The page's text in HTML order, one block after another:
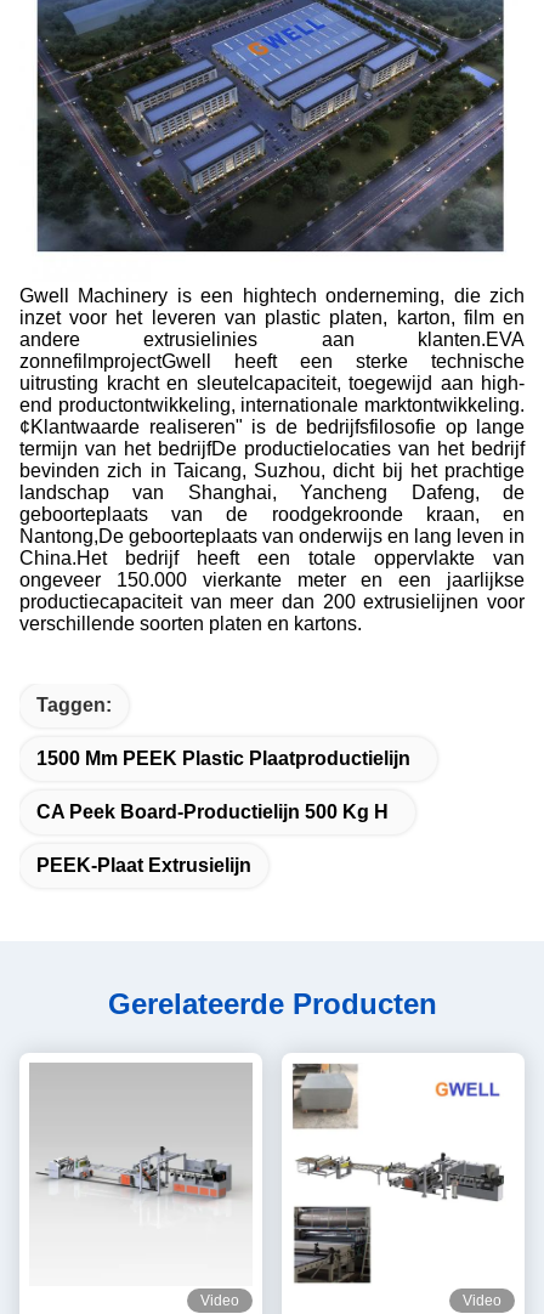
Gwell Machinery is een hightech onderneming, die zich
inzet voor het leveren van plastic platen, karton, film en
andere extrusielinies aan klanten.EVA
zonnefilmprojectGwell heeft een sterke technische
uitrusting kracht en sleutelcapaciteit, toegewijd aan high-
end productontwikkeling, internationale marktontwikkeling.
¢Klantwaarde realiseren" is de bedrijfsfilosofie op lange
termijn van het bedrijfDe productielocaties van het bedrijf
bevinden zich in Taicang, Suzhou, dicht bij het prachtige
landschap van Shanghai, Yancheng Dafeng, de
geboorteplaats van de roodgekroonde kraan, en
Nantong,De geboorteplaats van onderwijs en lang leven in
China.Het bedrijf heeft een totale oppervlakte van
ongeveer 150.000 vierkante meter en een jaarlijkse
productiecapaciteit van meer dan 200 extrusielijnen voor
verschillende soorten platen en kartons.
Taggen:
1500 Mm PEEK Plastic Plaatproductielijn
CA Peek Board-Productielijn 500 Kg H
PEEK-Plaat Extrusielijn
Gerelateerde Producten
Video Video